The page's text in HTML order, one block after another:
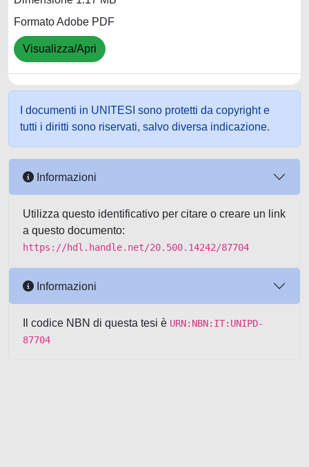
Formato Adobe PDF
Visualizza/Apri
I documenti in UNITESI sono protetti da copyright e
tutti i diritti sono riservati, salvo diversa indicazione.
Informazioni
Utilizza questo identificativo per citare o creare un link
a questo documento:
https://hdl.handle.net/20.500.14242/87704
Informazioni
Il codice NBN di questa tesi è URN:NBN:IT:UNIPD-
87704